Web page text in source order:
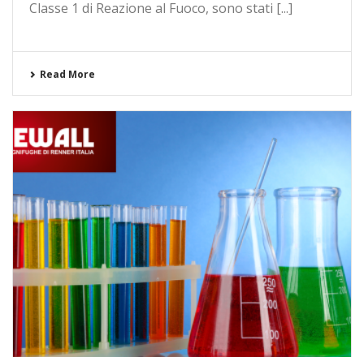
Classe 1 di Reazione al Fuoco, sono stati [...]
Read More